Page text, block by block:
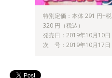
特別定価：本体 291 円+税
320 円（税込）
発売日：2019年10月10日
次 号：2019年10月17日